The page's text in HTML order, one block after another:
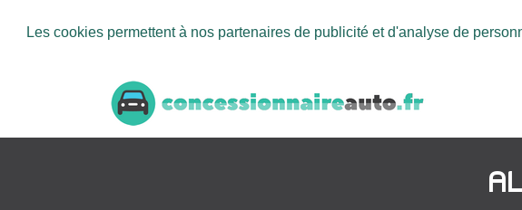
Les cookies permettent à nos partenaires de publicité et d'analyse de